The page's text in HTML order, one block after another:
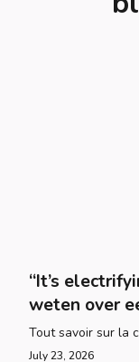
“It’s
weten over
Tout savoir sur la
July 23, 2026